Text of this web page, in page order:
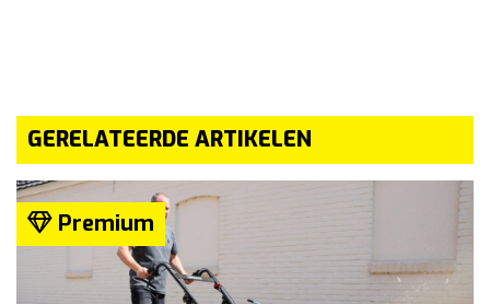
GERELATEERDE ARTIKELEN
Premium